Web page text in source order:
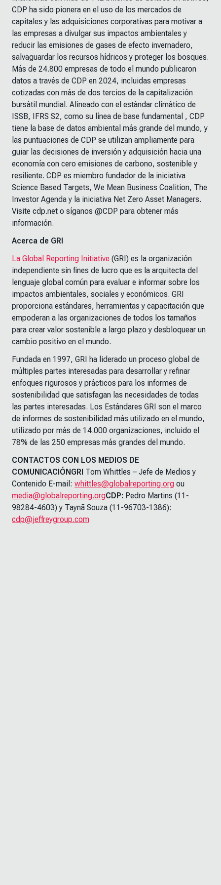
CDP ha sido pionera en el uso de los mercados de
capitales y las adquisiciones corporativas para motivar a
las empresas a divulgar sus impactos ambientales y
reducir las emisiones de gases de efecto invernadero,
salvaguardar los recursos hídricos y proteger los bosques.
Más de 24.800 empresas de todo el mundo publicaron
datos a través de CDP en 2024, incluidas empresas
cotizadas con más de dos tercios de la capitalización
bursátil mundial. Alineado con el estándar climático de
ISSB, IFRS S2, como su línea de base fundamental , CDP
tiene la base de datos ambiental más grande del mundo, y
las puntuaciones de CDP se utilizan ampliamente para
guiar las decisiones de inversión y adquisición hacia una
economía con cero emisiones de carbono, sostenible y
resiliente. CDP es miembro fundador de la iniciativa
Science Based Targets, We Mean Business Coalition, The
Investor Agenda y la iniciativa Net Zero Asset Managers.
Visite cdp.net o síganos @CDP para obtener más
información.
Acerca de GRI
La Global Reporting Initiative (GRI) es la organización
independiente sin fines de lucro que es la arquitecta del
lenguaje global común para evaluar e informar sobre los
impactos ambientales, sociales y económicos. GRI
proporciona estándares, herramientas y capacitación que
empoderan a las organizaciones de todos los tamaños
para crear valor sostenible a largo plazo y desbloquear un
cambio positivo en el mundo.
Fundada en 1997, GRI ha liderado un proceso global de
múltiples partes interesadas para desarrollar y refinar
enfoques rigurosos y prácticos para los informes de
sostenibilidad que satisfagan las necesidades de todas
las partes interesadas. Los Estándares GRI son el marco
de informes de sostenibilidad más utilizado en el mundo,
utilizado por más de 14.000 organizaciones, incluido el
78% de las 250 empresas más grandes del mundo.
CONTACTOS CON LOS MEDIOS DE
COMUNICACIÓNGRI Tom Whittles – Jefe de Medios y
Contenido E-mail: whittles@globalreporting.org ou
media@globalreporting.orgCDP: Pedro Martins (11-
98284-4603) y Taynã Souza (11-96703-1386):
cdp@jeffreygroup.com